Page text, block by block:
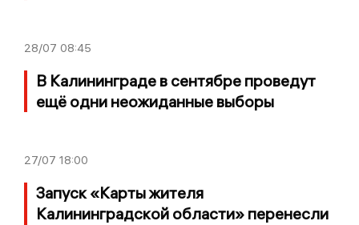
28/07 08:45
В Калининграде в сентябре проведут
ещё одни неожиданные выборы
27/07 18:00
Запуск «Карты жителя
Калининградской области» перенесли